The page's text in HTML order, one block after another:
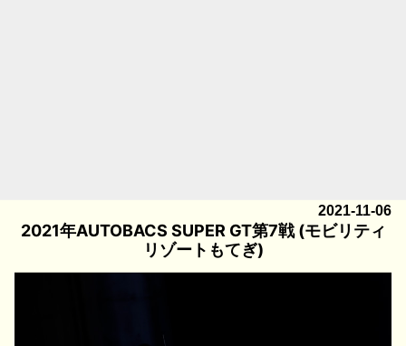
2021-11-06
2021年AUTOBACS SUPER GT第7戦 (モビリティ
リゾートもてぎ)